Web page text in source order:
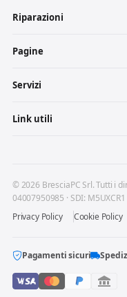
Riparazioni
Pagine
Servizi
Link utili
© 2026 BresciaPC Srl. Tutti i
04007950985 · SDI: M5UXCR1
Privacy Policy
Cookie Policy
Pagamenti sicuri